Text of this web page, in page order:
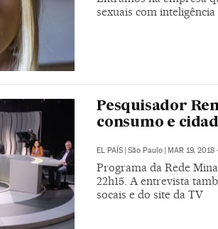
sexuais com
Pesquisador
consumo e
EL PAÍS | São Paulo | MAR 19, 2018
Programa da Rede
22h15. A entrevista
socais e do site da TV